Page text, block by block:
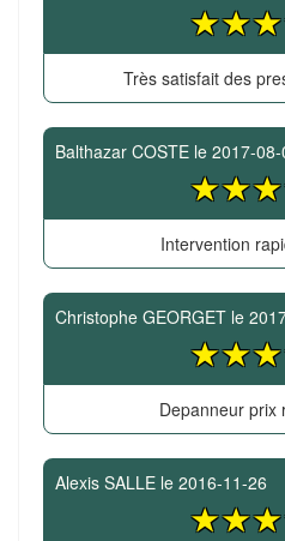
Très satisfait des
Balthazar COSTE le 2017-08-
Intervention
Christophe GEORGET le
Depanneur prix
Alexis SALLE le 2016-11-26